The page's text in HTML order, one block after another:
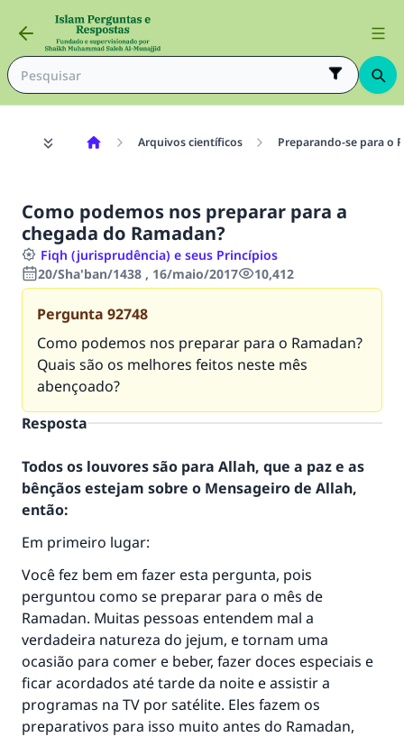
Arquivos científicos Preparando-se para o
Como podemos nos preparar para a
chegada do Ramadan?
Fiqh (jurisprudência) e seus Princípios
20/Sha'ban/1438 , 16/maio/2017
10,412
Pergunta 92748
Como podemos nos preparar para o Ramadan?
Quais são os melhores feitos neste mês
abençoado?
Resposta
Todos os louvores são para Allah, que a paz e as
bênçãos estejam sobre o Mensageiro de Allah,
então:
Em primeiro lugar:
Você fez bem em fazer esta pergunta, pois
perguntou como se preparar para o mês de
Ramadan. Muitas pessoas entendem mal a
verdadeira natureza do jejum, e tornam uma
ocasião para comer e beber, fazer doces especiais e
ficar acordados até tarde da noite e assistir a
programas na TV por satélite. Eles fazem os
preparativos para isso muito antes do Ramadan,